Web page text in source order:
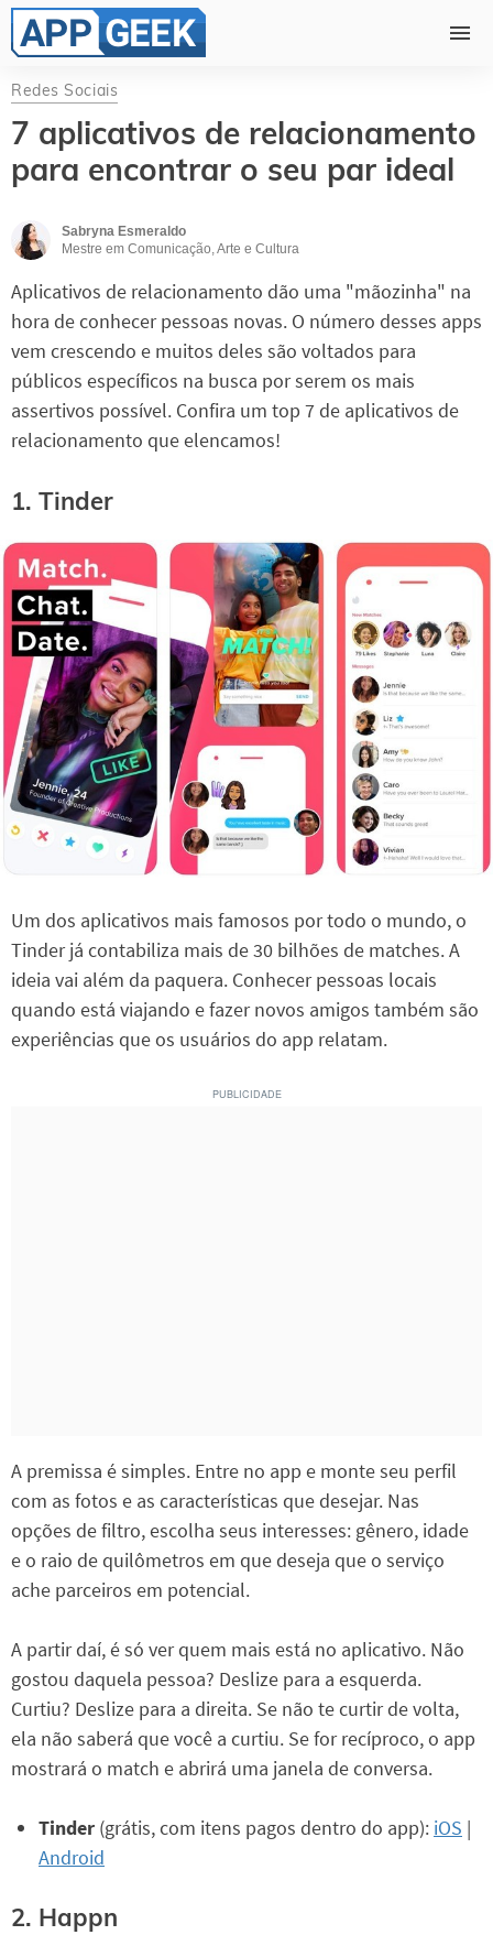
Redes Sociais
7 aplicativos de relacionamento
para encontrar o seu par ideal
Sabryna Esmeraldo
Mestre em Comunicação, Arte e Cultura
Aplicativos de relacionamento dão uma "mãozinha" na
hora de conhecer pessoas novas. O número desses apps
vem crescendo e muitos deles são voltados para
públicos específicos na busca por serem os mais
assertivos possível. Confira um top 7 de aplicativos de
relacionamento que elencamos!
1. Tinder
Um dos aplicativos mais famosos por todo o mundo, o
Tinder já contabiliza mais de 30 bilhões de matches. A
ideia vai além da paquera. Conhecer pessoas locais
quando está viajando e fazer novos amigos também são
experiências que os usuários do app relatam.
A premissa é simples. Entre no app e monte seu perfil
com as fotos e as características que desejar. Nas
opções de filtro, escolha seus interesses: gênero, idade
e o raio de quilômetros em que deseja que o serviço
ache parceiros em potencial.
A partir daí, é só ver quem mais está no aplicativo. Não
gostou daquela pessoa? Deslize para a esquerda.
Curtiu? Deslize para a direita. Se não te curtir de volta,
ela não saberá que você a curtiu. Se for recíproco, o app
mostrará o match e abrirá uma janela de conversa.
Tinder (grátis, com itens pagos dentro do app): iOS |
Android
2. Happn